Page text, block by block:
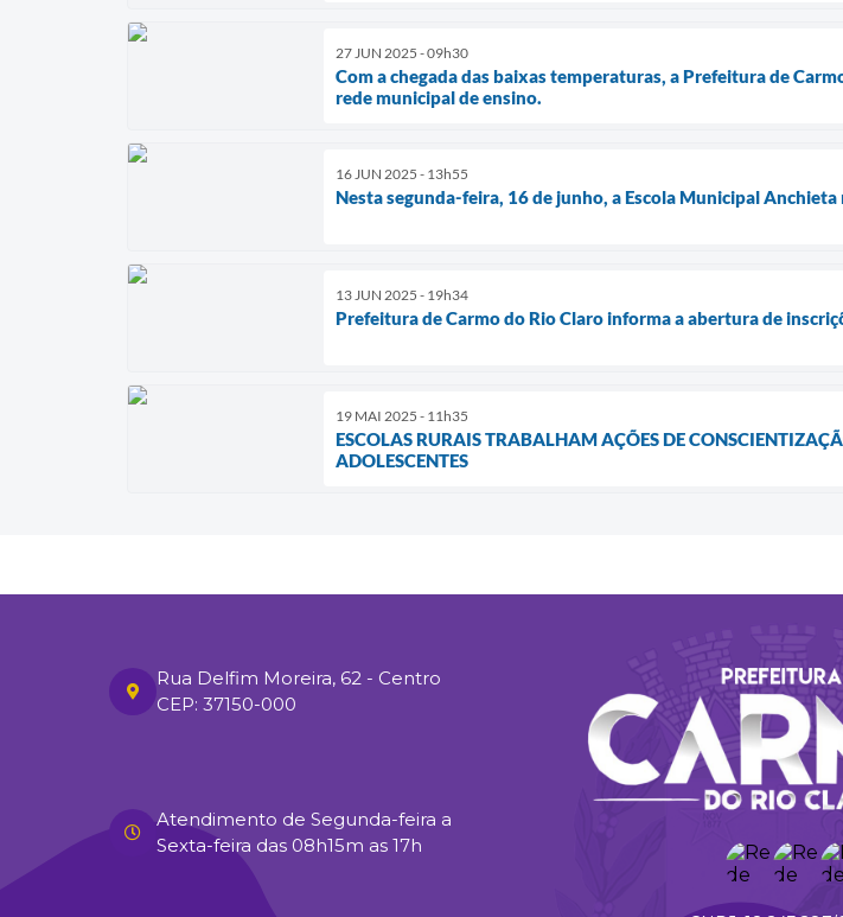
27 JUN 2025 - 09h30
Com a chegada das baixas temperaturas, a Prefeitura de
rede municipal de ensino.
16 JUN 2025 - 13h55
Nesta segunda-feira, 16 de junho, a Escola Municipal
13 JUN 2025 - 19h34
Prefeitura de Carmo do Rio Claro informa a abertura de
19 MAI 2025 - 11h35
ESCOLAS RURAIS TRABALHAM AÇÕES DE
ADOLESCENTES
Rua Delfim Moreira, 62 - Centro
CEP: 37150-000
Atendimento de Segunda-feira a
Sexta-feira das 08h15m as 17h